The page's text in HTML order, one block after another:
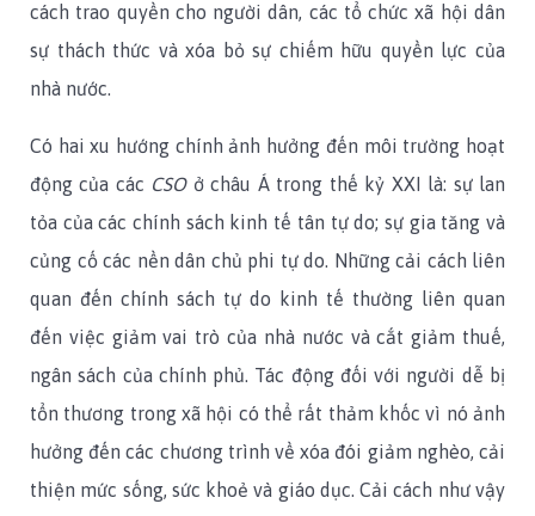
cách trao quyền cho người dân, các tổ chức xã hội dân
sự thách thức và xóa bỏ sự chiếm hữu quyền lực của
nhà nước.
Có hai xu hướng chính ảnh hưởng đến môi trường hoạt
động của các CSOở châu Á trong thế kỷ XXI là: sự lan
tỏa của các chính sách kinh tế tân tự do; sự gia tăng và
củng cố các nền dân chủ phi tự do. Những cải cách liên
quan đến chính sách tự do kinh tế thường liên quan
đến việc giảm vai trò của nhà nước và cắt giảm thuế,
ngân sách của chính phủ. Tác động đối với người dễ bị
tổn thương trong xã hội có thể rất thảm khốc vì nó ảnh
hưởng đến các chương trình về xóa đói giảm nghèo, cải
thiện mức sống, sức khoẻ và giáo dục. Cải cách như vậy